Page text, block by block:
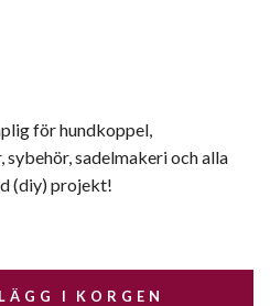
för hundkoppel,
sadelmakeri och alla
(diy) projekt!
LÄGG I KORGEN